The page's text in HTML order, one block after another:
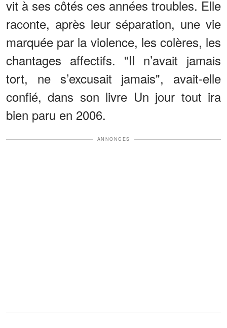
vit à ses côtés ces années troubles. Elle
raconte, après leur séparation, une vie
marquée par la violence, les colères, les
chantages affectifs. "Il n’avait jamais
tort, ne s’excusait jamais", avait-elle
confié, dans son livre Un jour tout ira
bien paru en 2006.
ANNONCES